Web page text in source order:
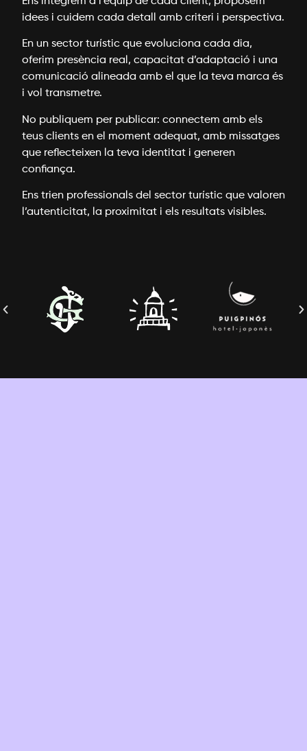
idees i cuidem cada detall amb criteri i perspectiva.
En un sector turístic que evoluciona cada dia,
oferim presència real, capacitat d’adaptació i una
comunicació alineada amb el que la teva marca és
i vol transmetre.
No publiquem per publicar: connectem amb els
teus clients en el moment adequat, amb missatges
que reflecteixen la teva identitat i generen
confiança.
Ens trien professionals del sector turístic que valoren
l’autenticitat, la proximitat i els resultats visibles.